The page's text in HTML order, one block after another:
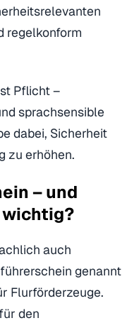
regelkonform
Pflicht –
sprachsensible
dabei, Sicherheit
zu erhöhen.
– und
auch
genannt
Flurförderzeuge.
den